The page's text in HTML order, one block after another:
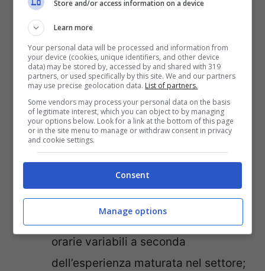
esempio di artigianato) oppure Amazon
(se vend i prodotti alimentari).
La domanda sorge spontanea:quanto
posso guadagnare con il lavoro online?
La risposta dipende ovviamente dal tipo di
attività che decidi d’intraprendere e dalle
tue capacità. In linea generale possiamo
I freelance possono fissarsi tariffe
orarie variabili a seconda
dell’esperienza maturata nel settore;
Store and/or access information on a device
Learn more
Your personal data will be processed and information from
your device (cookies, unique identifiers, and other device
data) may be stored by, accessed by and shared with 319
partners, or used specifically by this site. We and our partners
may use precise geolocation data. List of partners.
Some vendors may process your personal data on the basis
of legitimate interest, which you can object to by managing
your options below. Look for a link at the bottom of this page
or in the site menu to manage or withdraw consent in privacy
and cookie settings.
Consent
Manage options